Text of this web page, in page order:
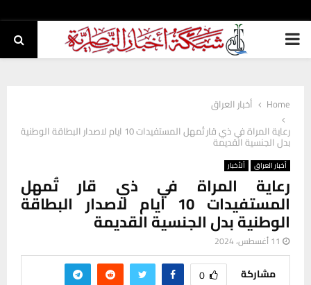
PRIMARY
Home
أخبار العراق
رعاية المراة في ذي قار تُمهل المستفيدات 10 ايام لاصدار البطاقة الوطنية
بدل الجنسية القديمة
أخبار العراق ألأخبار
رعاية المراة في ذي قار تُمهل
المستفيدات 10 ايام لاصدار البطاقة
الوطنية بدل الجنسية القديمة
11 أغسطس، 2024
مشاركة 0